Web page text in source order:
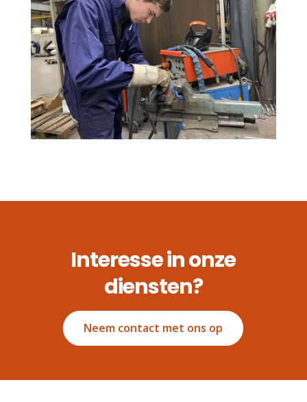
Interesse in onze
diensten?
Neem contact met ons op